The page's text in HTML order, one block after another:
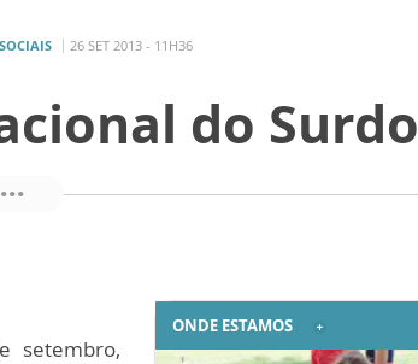
26 SET 2013 - 11H36
do Surdo
setembro,
ONDE ESTAMOS